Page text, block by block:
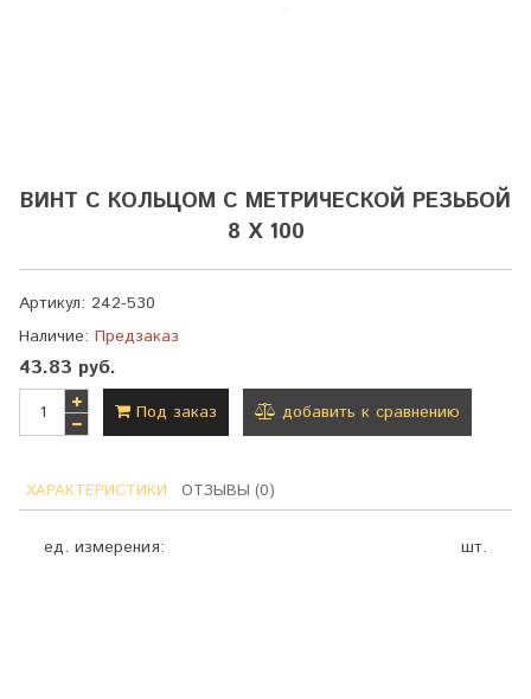
ВИНТ С КОЛЬЦОМ С МЕТРИЧЕСКОЙ РЕЗЬБОЙ
8 Х 100
Артикул: 242-530
Наличие: Предзаказ
43.83 руб.
Под заказ добавить к сравнению
ХАРАКТЕРИСТИКИ ОТЗЫВЫ (0)
ед. измерения: шт.